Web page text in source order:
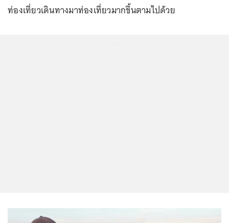
ท่องเที่ยวเดินทางมาท่องเที่ยวมากขึ้นตามไปด้วย